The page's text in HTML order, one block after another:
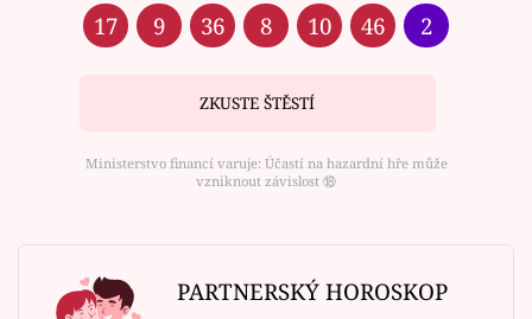
17 9 36 8 10 46 2
ZKUSTE ŠTĚSTÍ
Ministerstvo financí varuje: Účastí na hazardní hře může
vzniknout závislost ⑱
PARTNERSKÝ HOROSKOP